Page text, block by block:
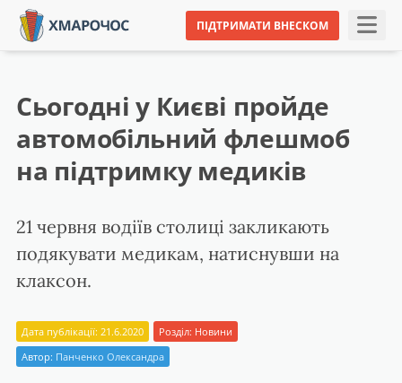
ПІДТРИМАТИ ВНЕСКОМ
Сьогодні у Києві пройде
автомобільний флешмоб
на підтримку медиків
21 червня водіїв столиці закликають
подякувати медикам, натиснувши на
клаксон.
Дата публікації: 21.6.2020 Розділ: Новини
Автор: Панченко Олександра